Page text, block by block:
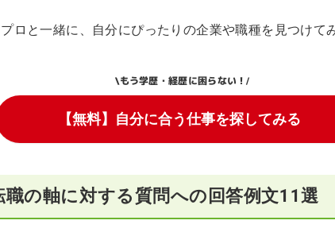
ロと一緒に、自分にぴったりの企業や職種を見つけて
\もう学歴・経歴に困らない！/
【無料】自分に合う仕事を探してみる
職の軸に対する質問への回答例文11選